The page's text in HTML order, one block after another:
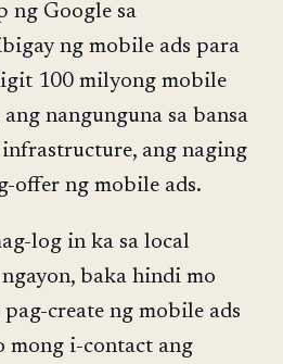
ng Google sa
ng mobile ads para
100 milyong mobile
nangunguna sa bansa
ang naging
offer ng mobile ads.
log in ka sa local
baka hindi mo
create ng mobile ads
mong i-contact ang